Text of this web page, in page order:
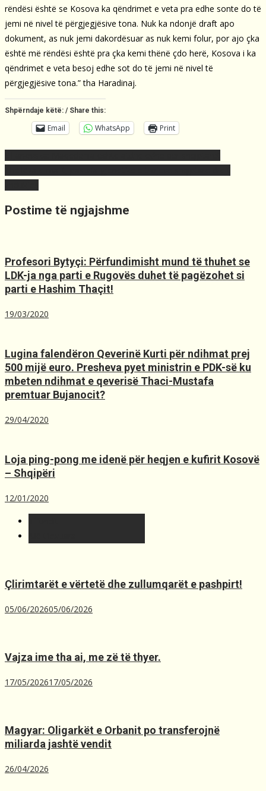
rëndësi është se Kosova ka qëndrimet e veta pra edhe sonte do të
jemi në nivel të përgjegjësive tona. Nuk ka ndonjë draft apo
dokument, as nuk jemi dakordësuar as nuk kemi folur, por ajo çka
është më rëndësi është pra çka kemi thënë çdo herë, Kosova i ka
qëndrimet e veta besoj edhe sot do të jemi në nivel të
përgjegjësive tona.” tha Haradinaj.
Shpërndaje këtë: / Share this:
Email WhatsApp Print
Postime të ngjajshme
Profesori Bytyçi: Përfundimisht mund të thuhet se
LDK-ja nga parti e Rugovës duhet të pagëzohet si
parti e Hashim Thaçit!
19/03/2020
Lugina falendëron Qeverinë Kurti për ndihmat prej
500 mijë euro. Presheva pyet ministrin e PDK-së ku
mbeten ndihmat e qeverisë Thaci-Mustafa
premtuar Bujanocit?
29/04/2020
Loja ping-pong me idenë për heqjen e kufirit Kosovë
– Shqipëri
12/01/2020
Çlirimtarët e vërtetë dhe zullumqarët e pashpirt!
05/06/202605/06/2026
Vajza ime tha ai, me zë të thyer.
17/05/202617/05/2026
Magyar: Oligarkët e Orbanit po transferojnë
miliarda jashtë vendit
26/04/2026